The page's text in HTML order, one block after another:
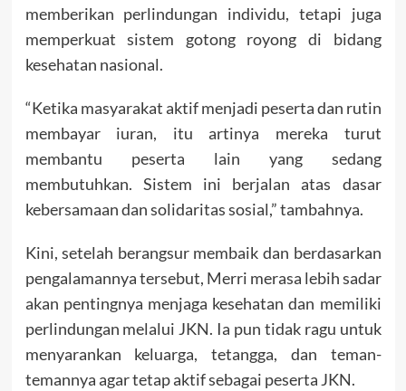
memberikan perlindungan individu, tetapi juga
memperkuat sistem gotong royong di bidang
kesehatan nasional.
“Ketika masyarakat aktif menjadi peserta dan rutin
membayar iuran, itu artinya mereka turut
membantu peserta lain yang sedang
membutuhkan. Sistem ini berjalan atas dasar
kebersamaan dan solidaritas sosial,” tambahnya.
Kini, setelah berangsur membaik dan berdasarkan
pengalamannya tersebut, Merri merasa lebih sadar
akan pentingnya menjaga kesehatan dan memiliki
perlindungan melalui JKN. Ia pun tidak ragu untuk
menyarankan keluarga, tetangga, dan teman-
temannya agar tetap aktif sebagai peserta JKN.